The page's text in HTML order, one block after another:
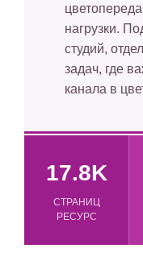
нагрузки.
студий,
задач, где
канала в
17.8K
СТРАНИЦ
РЕСУРС